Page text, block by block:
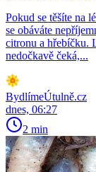
Pokud se těšíte na
se obáváte
citronu a hřebíčku.
nedočkavě čeká,...
BydlímeÚtulně.cz
dnes, 06:27
2 min